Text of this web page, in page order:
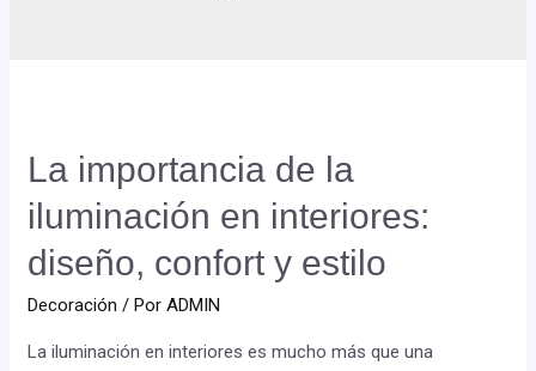
La importancia de la
iluminación en interiores:
diseño, confort y estilo
Decoración / PorADMIN
La iluminación en interiores es mucho más que una